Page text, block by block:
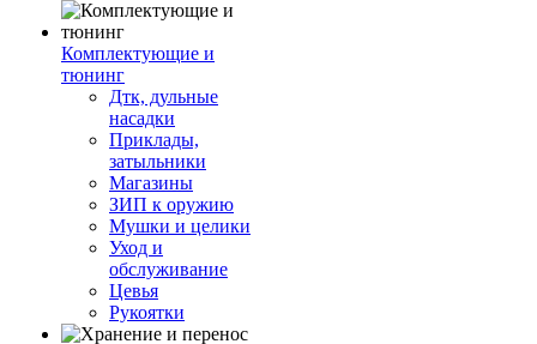
Комплектующие и
тюнинг
Дтк, дульные
насадки
Приклады,
затыльники
Магазины
ЗИП к оружию
Мушки и целики
Уход и
обслуживание
Цевья
Рукоятки